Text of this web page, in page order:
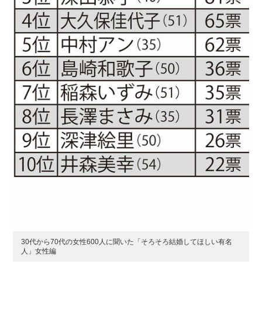
30代から70代の女性600人に聞いた「そろそろ結婚してほしい有名
人」女性編